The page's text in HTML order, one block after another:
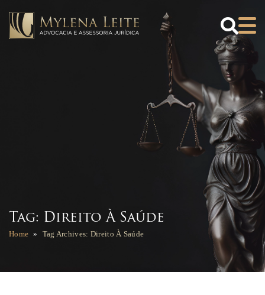
Tag: Direito À Saúde
Home Tag Archives: Direito À Saúde
×
Downloads
REQUERIMENTO
PROF. APOSENTADO
REQUERIMENTO
PROFESSOR ATIVO
BAIXAR CARTILHA
MAGISTÉRIO - RN
BAIXAR TABELA DE
REMUNERAÇÃO
MAGISTÉRIO - RN
CARDIOPATIA